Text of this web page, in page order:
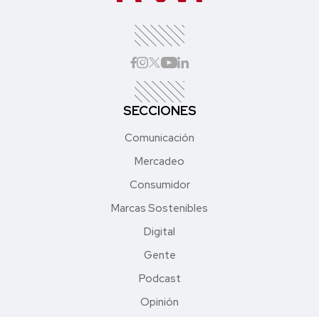
SECCIONES
Comunicación
Mercadeo
Consumidor
Marcas Sostenibles
Digital
Gente
Podcast
Opinión